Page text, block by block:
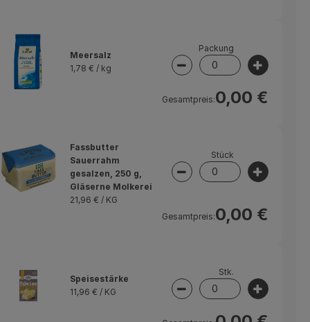
ändern
Meersalz
1,78 € / kg
Packung
Artikelanzahl
Gesamtpreis:0,00 €
ändern
Fassbutter
Sauerrahm
gesalzen, 250 g,
Gläserne Molkerei
21,96 € / KG
Stück
Artikelanzahl
Gesamtpreis:0,00 €
ändern
Speisestärke
11,96 € / KG
Stk.
Artikelanzahl